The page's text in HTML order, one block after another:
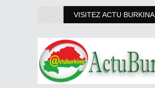
VISITEZ ACTU BURKINA